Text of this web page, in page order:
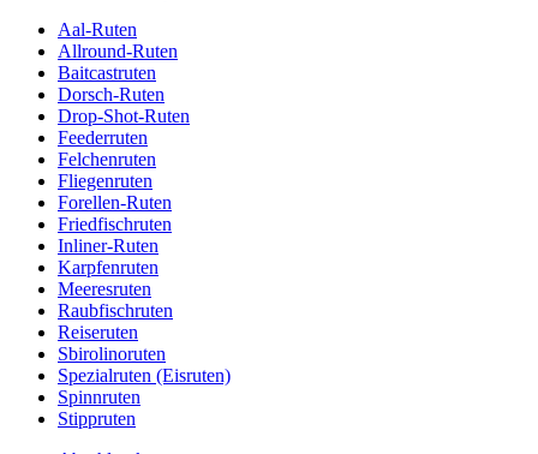
Aal-Ruten
Allround-Ruten
Baitcastruten
Dorsch-Ruten
Drop-Shot-Ruten
Feederruten
Felchenruten
Fliegenruten
Forellen-Ruten
Friedfischruten
Inliner-Ruten
Karpfenruten
Meeresruten
Raubfischruten
Reiseruten
Sbirolinoruten
Spezialruten (Eisruten)
Spinnruten
Stippruten